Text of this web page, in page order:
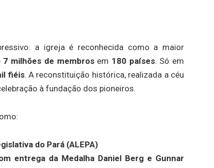
a igreja é reconhecida como a maior
7 milhões de membrosem 180 países. Só em
fiéis. A reconstituição histórica, realizada a céu
à fundação dos pioneiros.
do Pará (ALEPA)
entrega da Medalha Daniel Berg e Gunnar